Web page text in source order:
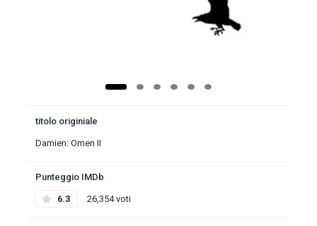
titolo originiale
Damien: Omen II
Punteggio IMDb
6.3 26,354 voti